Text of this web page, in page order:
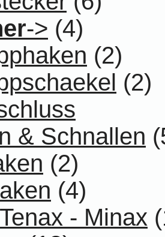
-> (4)
(2)
(2)
& Schnallen
(2)
(4)
- Minax